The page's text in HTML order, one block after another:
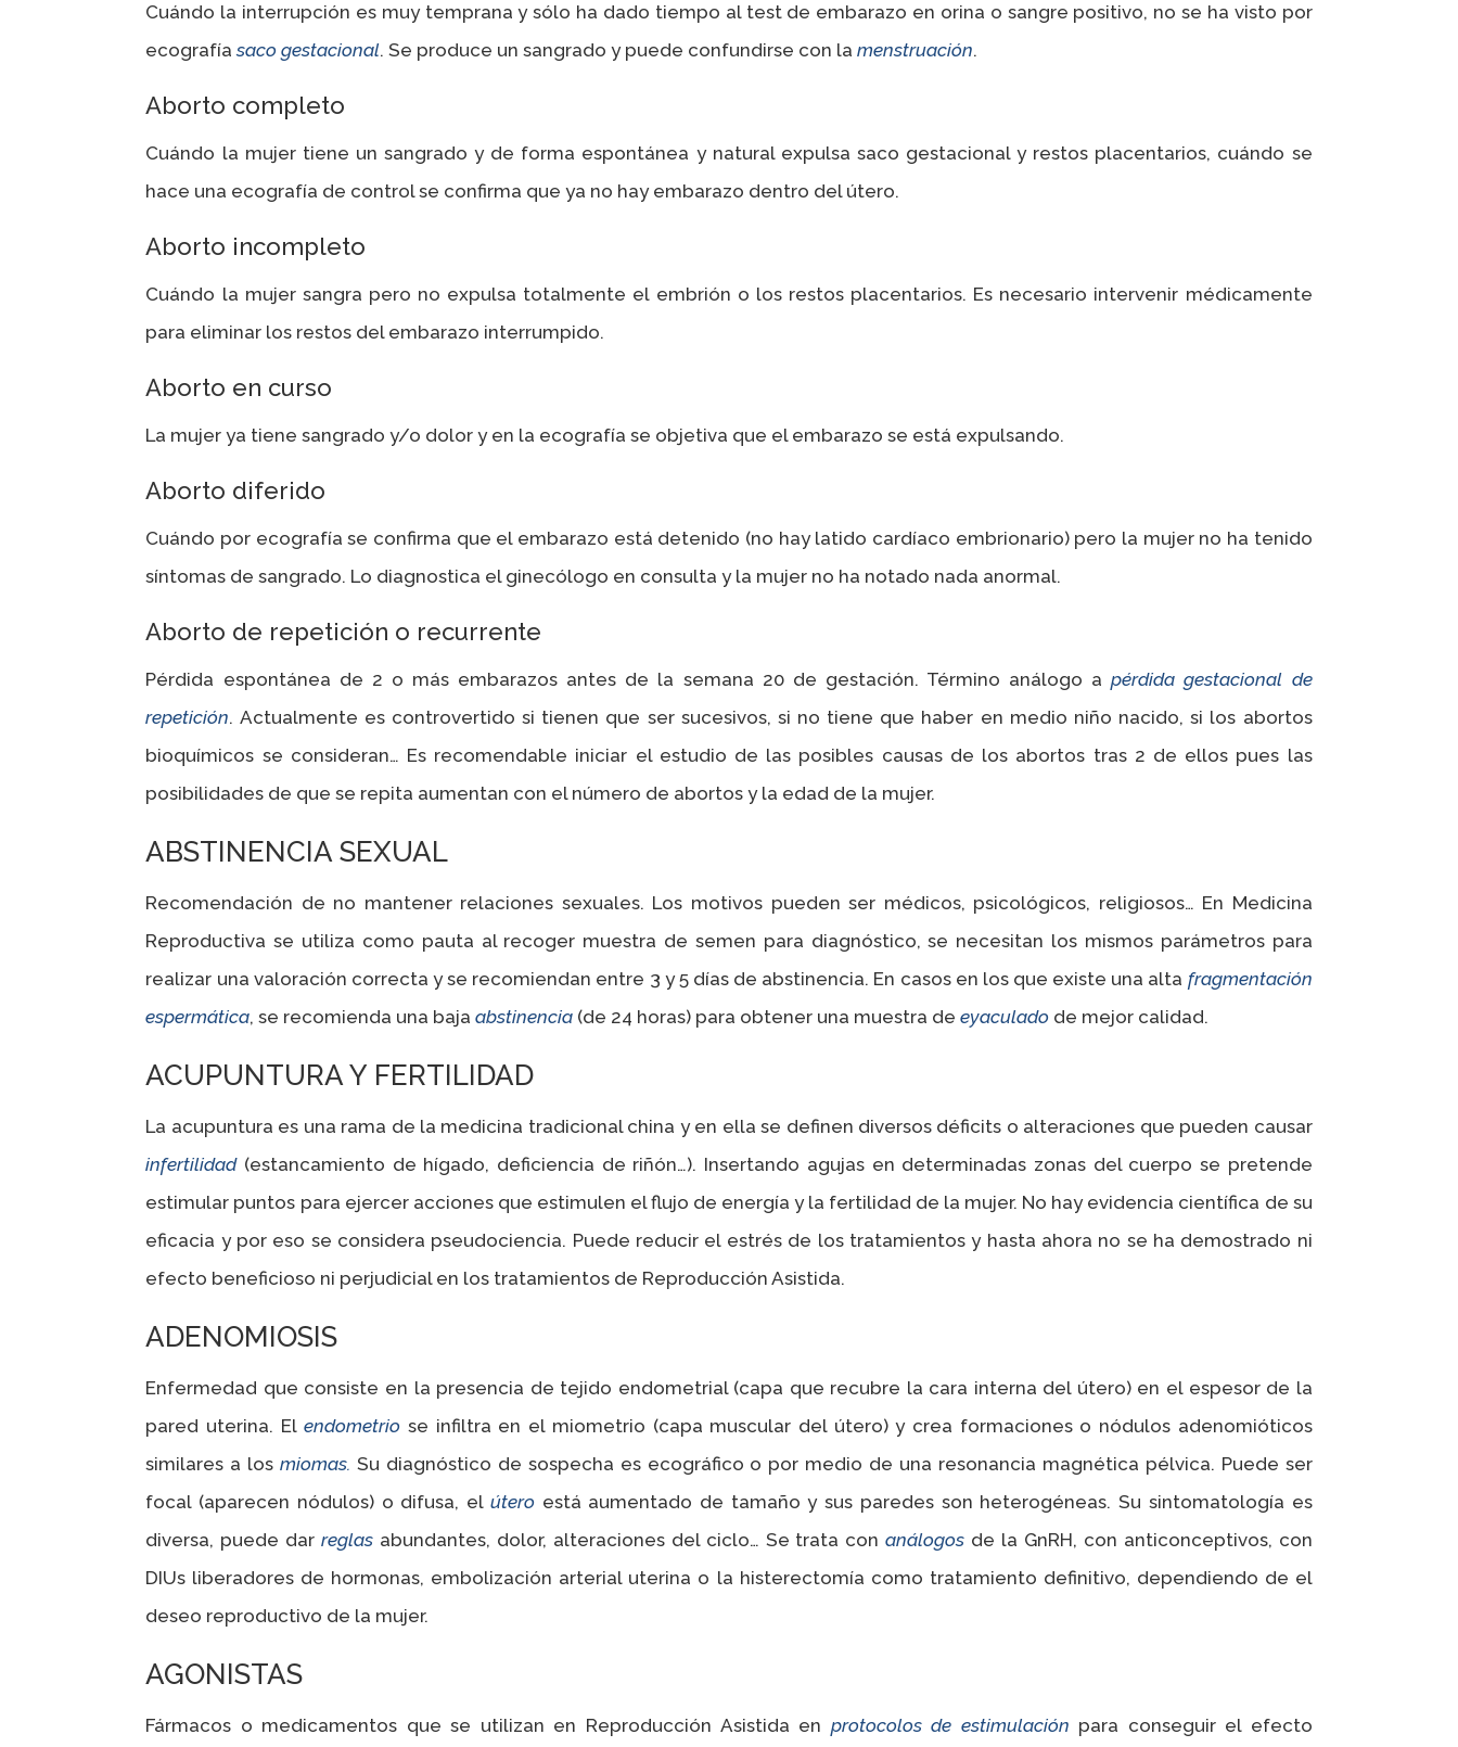
Cuándo la interrupción es muy temprana y sólo ha dado tiempo al test de embarazo en orina o sangre positivo, no se ha visto por
ecografíasaco gestacional. Se produce un sangrado y puede confundirse con lamenstruación.
Aborto completo
Cuándo la mujer tiene un sangrado y de forma espontánea y natural expulsa saco gestacional y restos placentarios, cuándo se
hace una ecografía de control se confirma que ya no hay embarazo dentro del útero.
Aborto incompleto
Cuándo la mujer sangra pero no expulsa totalmente el embrión o los restos placentarios. Es necesario intervenir médicamente
para eliminar los restos del embarazo interrumpido.
Aborto en curso
La mujer ya tiene sangrado y/o dolor y en la ecografía se objetiva que el embarazo se está expulsando.
Aborto diferido
Cuándo por ecografía se confirma que el embarazo está detenido (no hay latido cardíaco embrionario) pero la mujer no ha tenido
síntomas de sangrado. Lo diagnostica el ginecólogo en consulta y la mujer no ha notado nada anormal.
Aborto de repetición o recurrente
Pérdida espontánea de 2 o más embarazos antes de la semana 20 de gestación. Término análogo apérdida gestacional de
repetición. Actualmente es controvertido si tienen que ser sucesivos, si no tiene que haber en medio niño nacido, si los abortos
bioquímicos se consideran… Es recomendable iniciar el estudio de las posibles causas de los abortos tras 2 de ellos pues las
posibilidades de que se repita aumentan con el número de abortos y la edad de la mujer.
ABSTINENCIA SEXUAL
Recomendación de no mantener relaciones sexuales. Los motivos pueden ser médicos, psicológicos, religiosos… En Medicina
Reproductiva se utiliza como pauta al recoger muestra de semen para diagnóstico, se necesitan los mismos parámetros para
realizar una valoración correcta y se recomiendan entre 3 y 5 días de abstinencia. En casos en los que existe una alta fragmentación
espermática, se recomienda una bajaabstinencia (de 24 horas) para obtener una muestra deeyaculado de mejor calidad.
ACUPUNTURA Y FERTILIDAD
La acupuntura es una rama de la medicina tradicional china y en ella se definen diversos déficits o alteraciones que pueden causar
infertilidad (estancamiento de hígado, deficiencia de riñón…). Insertando agujas en determinadas zonas del cuerpo se pretende
estimular puntos para ejercer acciones que estimulen el flujo de energía y la fertilidad de la mujer. No hay evidencia científica de su
eficacia y por eso se considera pseudociencia. Puede reducir el estrés de los tratamientos y hasta ahora no se ha demostrado ni
efecto beneficioso ni perjudicial en los tratamientos de Reproducción Asistida.
ADENOMIOSIS
Enfermedad que consiste en la presencia de tejido endometrial (capa que recubre la cara interna del útero) en el espesor de la
pared uterina. Elendometrio se infiltra en el miometrio (capa muscular del útero) y crea formaciones o nódulos adenomióticos
similares a losmiomas. Su diagnóstico de sospecha es ecográfico o por medio de una resonancia magnética pélvica. Puede ser
focal (aparecen nódulos) o difusa, el úteroestá aumentado de tamaño y sus paredes son heterogéneas. Su sintomatología es
diversa, puede darreglas abundantes, dolor, alteraciones del ciclo… Se trata conanálogos de la GnRH, con anticonceptivos, con
DIUs liberadores de hormonas, embolización arterial uterina o la histerectomía como tratamiento definitivo, dependiendo de el
deseo reproductivo de la mujer.
AGONISTAS
Fármacos o medicamentos que se utilizan en Reproducción Asistida en protocolos de estimulación para conseguir el efecto